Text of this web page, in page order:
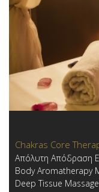
Chakras Core
Απόλυτη Απόδραση
Body Aromatherapy
Deep Tissue